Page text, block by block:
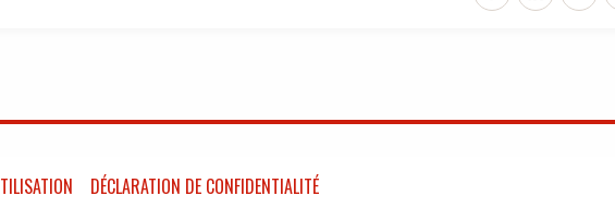
DÉCLARATION DE CONFIDENTIALITÉ